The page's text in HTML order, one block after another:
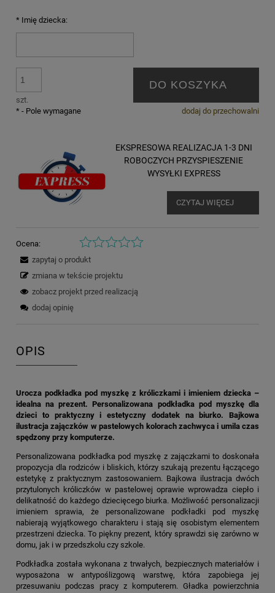
* Imię dziecka:
szt.
DO KOSZYKA
dodaj do przechowalni
* - Pole wymagane
EKSPRESOWA REALIZACJA 1-3 DNI
ROBOCZYCH PRZYSPIESZENIE
WYSYŁKI EXPRESS
CZYTAJ WIĘCEJ
Ocena:
zapytaj o produkt
zmiana w tekście projektu
zobacz projekt przed realizacją
dodaj opinię
OPIS
Urocza podkładka pod myszkę z króliczkami i imieniem dziecka –
idealna na prezent. Personalizowana podkładka pod myszkędla
dzieci to praktyczny i estetyczny dodatek na biurko. Bajkowa
ilustracja zajączków w pastelowych kolorach zachwyca i umila czas
spędzony przy komputerze.
Personalizowana podkładka pod myszkę z zajączkami to doskonała
propozycja dla rodziców i bliskich, którzy szukają prezentu łączącego
estetykę z praktycznym zastosowaniem. Bajkowa ilustracja dwóch
przytulonych króliczków w pastelowej oprawie wprowadza ciepło i
delikatność do każdego dziecięcego biurka. Możliwość personalizacji
imieniem sprawia, że personalizowane podkładki pod myszkę
nabierają wyjątkowego charakteru i stają się osobistym elementem
przestrzeni dziecka. To piękny prezent, który sprawdzi się zarówno w
domu, jak i w przedszkolu czy szkole.
Podkładka została wykonana z trwałych, bezpiecznych materiałów i
wyposażona w antypoślizgową warstwę, która zapobiega jej
przesuwaniu podczas pracy z komputerem. Gładka powierzchnia